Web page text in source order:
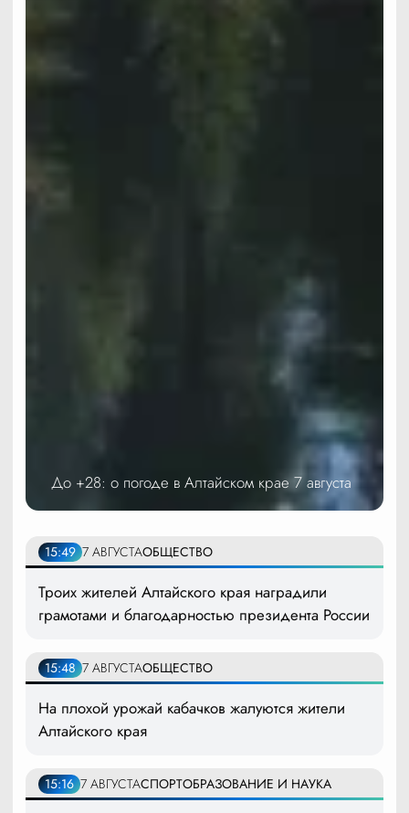
До +28: о погоде в Алтайском крае 7 августа
15:49 7 АВГУСТАОБЩЕСТВО
Троих жителей Алтайского края наградили
грамотами и благодарностью президента России
15:48 7 АВГУСТАОБЩЕСТВО
На плохой урожай кабачков жалуются жители
Алтайского края
15:16 7 АВГУСТАСПОРТОБРАЗОВАНИЕ И НАУКА